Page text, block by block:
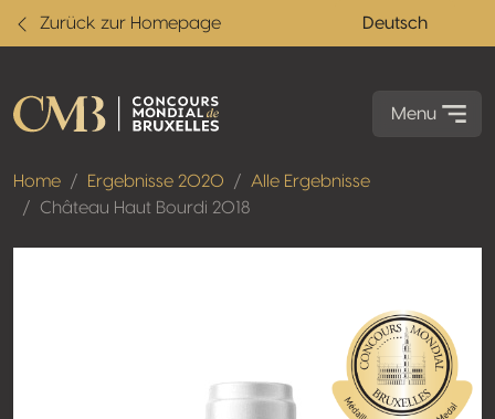
Zurück zur Homepage Deutsch
Menu
Home Ergebnisse 2020
Alle Ergebnisse
Château Haut Bourdi 2018